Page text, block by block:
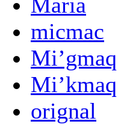
micmac
Mi’gmaq
Mi’kmaq
orignal